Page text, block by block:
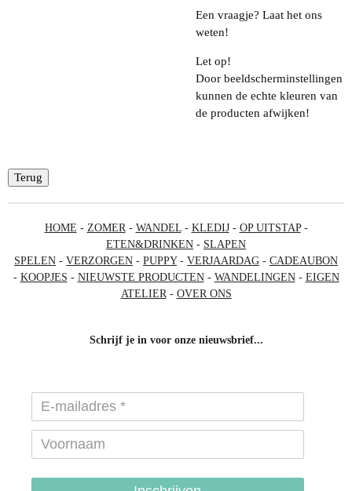
Een vraagje? Laat het ons
weten!
Let op!
Door beeldscherminstellingen
kunnen de echte kleuren van
de producten afwijken!
Terug
HOME - ZOMER- WANDEL- KLEDIJ- OP UITSTAP-
ETEN&DRINKEN - SLAPEN
SPELEN - VERZORGEN - PUPPY- VERJAARDAG - CADEAUBON
- KOOPJES - NIEUWSTE PRODUCTEN- WANDELINGEN- EIGEN
ATELIER- OVER ONS
Schrijf je in voor onze nieuwsbrief...